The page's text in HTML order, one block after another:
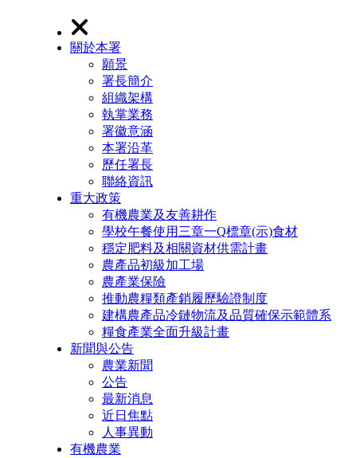
關於本署
願景
署長簡介
組織架構
執掌業務
署徽意涵
本署沿革
歷任署長
聯絡資訊
重大政策
有機農業及友善耕作
學校午餐使用三章一Q標章(示)食材
穩定肥料及相關資材供需計畫
農產品初級加工場
農產業保險
推動農糧類產銷履歷驗證制度
建構農產品冷鏈物流及品質確保示範體系
糧食產業全面升級計畫
新聞與公告
農業新聞
公告
最新消息
近日焦點
人事異動
有機農業